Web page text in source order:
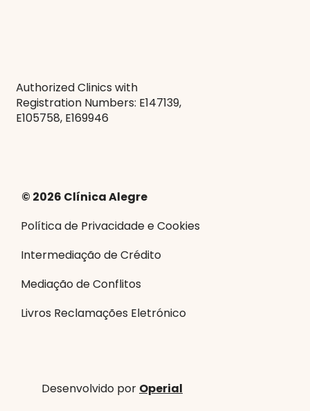
Authorized Clinics with
Registration Numbers: E147139,
E105758, E169946
© 2026 Clínica Alegre
Política de Privacidade e Cookies
Livros Reclamações Eletrónico
Intermediação de Crédito
Mediação de Conflitos
Desenvolvido por Operial